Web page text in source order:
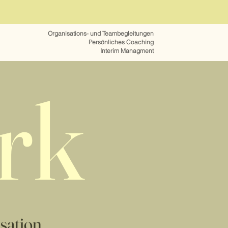
Organisations- und Teambegleitungen
Persönliches Coaching
Interim Managment